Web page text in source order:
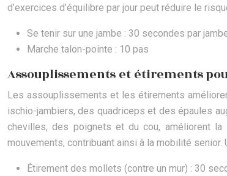
d’exercices d’équilibre par jour peut réduire le
Se tenir sur une jambe : 30 secondes par
Marche talon-pointe : 10 pas
Assouplissements et étirements
Les assouplissements et les étirements
ischio-jambiers, des quadriceps et des épaules
chevilles, des poignets et du cou, améliorent
mouvements, contribuant ainsi à la mobilité
Étirement des mollets (contre un mur) : 30